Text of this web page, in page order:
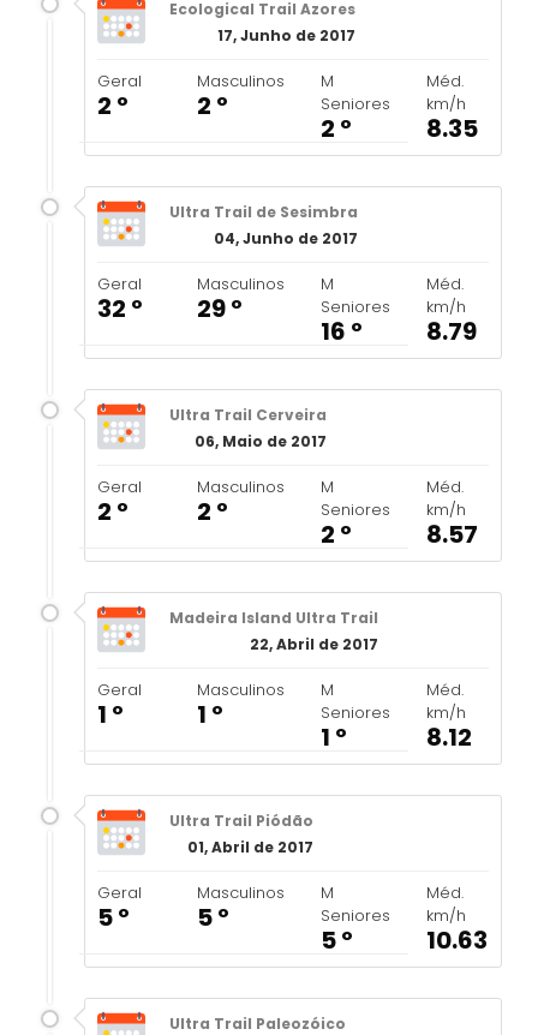
Ecological Trail Azores
17, Junho de 2017
Geral
2 º
Masculinos
2 º
M
Seniores
2 º
Méd.
km/h
8.35
Ultra Trail de Sesimbra
04, Junho de 2017
Geral
32 º
Masculinos
29 º
M
Seniores
16 º
Méd.
km/h
8.79
Ultra Trail Cerveira
06, Maio de 2017
Geral
2 º
Masculinos
2 º
M
Seniores
2 º
Méd.
km/h
8.57
Madeira Island Ultra Trail
22, Abril de 2017
Geral
1 º
Masculinos
1 º
M
Seniores
1 º
Méd.
km/h
8.12
Ultra Trail Piódão
01, Abril de 2017
Geral
5 º
Masculinos
5 º
M
Seniores
5 º
Méd.
km/h
10.63
Ultra Trail Paleozóico